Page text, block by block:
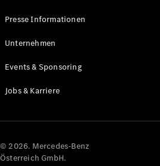
Presse Informationen
Unternehmen
Events & Sponsoring
Jobs & Karriere
© 2026. Mercedes-Benz
Österreich GmbH.